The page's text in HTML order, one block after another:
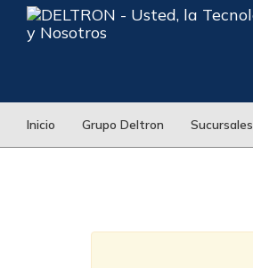
Inicio Grupo Deltron Sucursales